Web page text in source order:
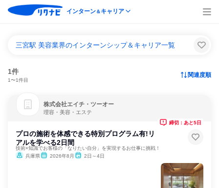
インターン＆キャリア
三宮駅 美容業界のインターンシップ＆キャリア一覧
1件
1〜1件目
関連度順
株式会社エイチ・ツーオー
理容・美容・エステ
プロの施術を体感できる特別プログラム有!リ
アルを学べる2日間
技術×知識でお客様の「なりたい自分」を実現するお仕事に挑戦！
兵庫県
2026年8月 2日～4日
締切：あと5日